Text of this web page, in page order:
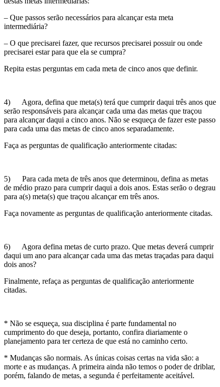
– Que passos serão necessários para alcançar esta meta
intermediária?
– O que precisarei fazer, que recursos precisarei possuir ou onde
precisarei estar para que ela se cumpra?
Repita estas perguntas em cada meta de cinco anos que definir.
4) Agora, defina que meta(s) terá que cumprir daqui três anos que
serão responsáveis para alcançar cada uma das metas que traçou
para alcançar daqui a cinco anos. Não se esqueça de fazer este passo
para cada uma das metas de cinco anos separadamente.
Faça as perguntas de qualificação anteriormente citadas:
5) Para cada meta de três anos que determinou, defina as metas
de médio prazo para cumprir daqui a dois anos. Estas serão o degrau
para a(s) meta(s) que traçou alcançar em três anos.
Faça novamente as perguntas de qualificação anteriormente citadas.
6) Agora defina metas de curto prazo. Que metas deverá cumprir
daqui um ano para alcançar cada uma das metas traçadas para daqui
dois anos?
Finalmente, refaça as perguntas de qualificação anteriormente
citadas.
* Não se esqueça, sua disciplina é parte fundamental no
cumprimento do que deseja, portanto, confira diariamente o
planejamento para ter certeza de que está no caminho certo.
* Mudanças são normais. As únicas coisas certas na vida são: a
morte e as mudanças. A primeira ainda não temos o poder de driblar,
porém, falando de metas, a segunda é perfeitamente aceitável.